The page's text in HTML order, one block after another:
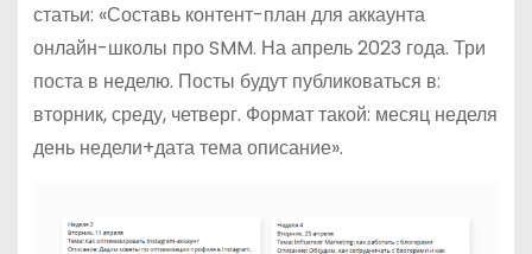
статьи: «Составь контент-план для аккаунта
онлайн-школы про SMM. На апрель 2023 года. Три
поста в неделю. Посты будут публиковаться в:
вторник, среду, четверг. Формат такой: месяц неделя
день недели+дата тема описание».